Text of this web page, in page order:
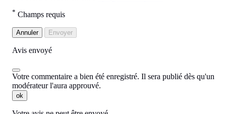
* Champs requis
Annuler Envoyer
Avis envoyé
Votre commentaire a bien été enregistré. Il sera publié dès qu'un
modérateur l'aura approuvé.
ok